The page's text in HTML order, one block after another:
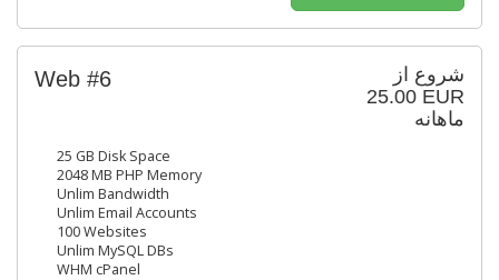
شروع از
25.00 EUR
ماهانه
Web #6
25 GB Disk Space
2048 MB PHP Memory
Unlim Bandwidth
Unlim Email Accounts
100 Websites
Unlim MySQL DBs
WHM cPanel